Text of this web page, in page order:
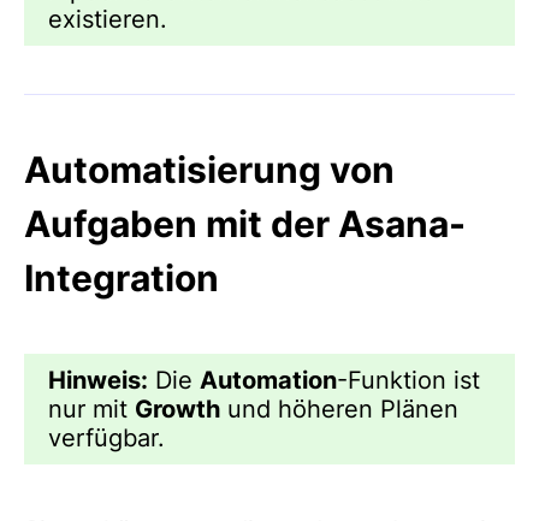
existieren.
Automatisierung von
Aufgaben mit der Asana-
Integration
Hinweis: Die Automation-Funktion ist
nur mit Growth und höheren Plänen
verfügbar.